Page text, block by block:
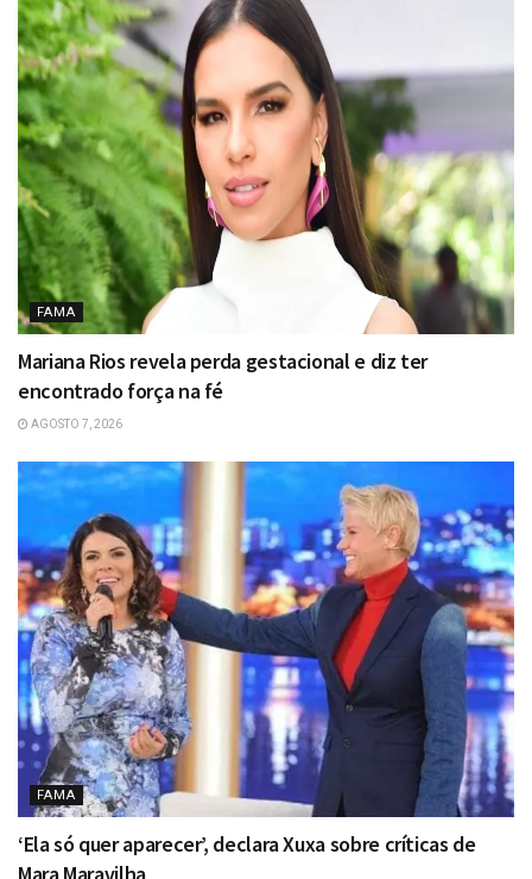
FAMA
Mariana Rios revela perda gestacional e diz ter
encontrado força na fé
AGOSTO 7, 2026
FAMA
‘Ela só quer aparecer’, declara Xuxa sobre críticas de
Mara Maravilha